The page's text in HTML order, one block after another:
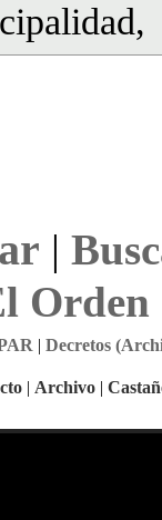
|
Orden
| Decretos
| Archivo |